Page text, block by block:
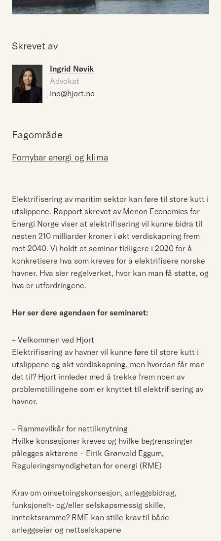
Skrevet av
Ingrid Nøvik
Advokat
ino@hjort.no
Fagområde
Fornybar energi og klima
Elektrifisering av maritim sektor kan føre til store kutt i
utslippene. Rapport skrevet av Menon Economics for
Energi Norge viser at elektrifisering vil kunne bidra til
nesten 210 milliarder kroner i økt verdiskapning frem
mot 2040. Vi holdt et seminar tidligere i 2020 for å
konkretisere hva som kreves for å elektrifisere norske
havner. Hva sier regelverket, hvor kan man få støtte, og
hva er utfordringene.
Her ser dere agendaen for seminaret:
– Velkommen ved Hjort
Elektrifisering av havner vil kunne føre til store kutt i
utslippene og økt verdiskapning, men hvordan får man
det til? Hjort innleder med å trekke frem noen av
problemstillingene som er knyttet til elektrifisering av
havner.
– Rammevilkår for nettilknytning
Hvilke konsesjoner kreves og hvilke begrensninger
pålegges aktørene – Eirik Grønvold Eggum,
Reguleringsmyndigheten for energi (RME)
Krav om omsetningskonsesjon, anleggsbidrag,
funksjonelt- og/eller selskapsmessig skille,
inntektsramme? RME kan stille krav til både
anleggseier og nettselskapene